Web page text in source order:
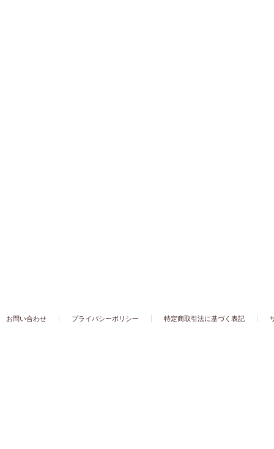
お問い合わせ プライバシーポリシー 特定商取引法に基づく表記